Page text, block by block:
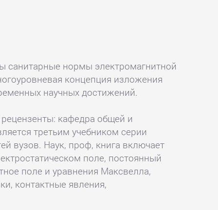
санитарные нормы электромагнитной
концепция изложения
научных достижений.
кафедра общей и
третьим учебником серии
вузов. Наук, проф, книга включает
поле, постоянный
поле и уравнения Максвелла,
контактные явления,